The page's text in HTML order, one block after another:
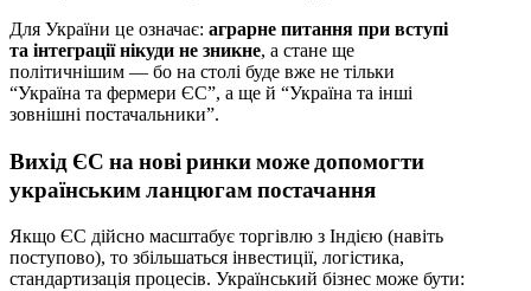
Для України це означає: аграрне питання при вступі
та інтеграції нікуди не зникне, а стане ще
політичнішим — бо на столі буде вже не тільки
“Україна та фермери ЄС”, а ще й “Україна та інші
зовнішні постачальники”.
Вихід ЄС на нові ринки може допомогти
українським ланцюгам постачання
Якщо ЄС дійсно масштабує торгівлю з Індією (навіть
поступово), то збільшаться інвестиції, логістика,
стандартизація процесів. Український бізнес може бути: